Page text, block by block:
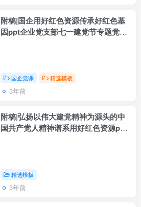
附稿|国企用好红色资源传承好红色基
因ppt企业党支部七一建党节专题党课
国企党课 精选模板
3年前
附稿|弘扬以伟大建党精神为源头的中
国共产党人精神谱系用好红色资源ppt
精选模板
3年前